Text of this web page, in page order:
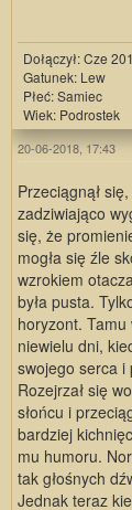
Dołączył: Cze
Gatunek: Lew
Płeć: Samiec
Wiek: Podrostek
20-06-2018, 17:43
Przeciągnął
zadziwiająco
się, że
mogła się źle
wzrokiem
była pusta.
horyzont. Tamu
niewielu dni,
swojego serca i
Rozejrzał się
słońcu i
bardziej
mu humoru.
tak głośnych
Jednak teraz